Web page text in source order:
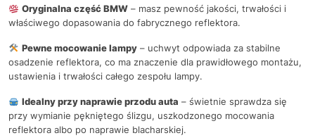
Oryginalna część BMW– masz pewność jakości, trwałości i
właściwego dopasowania do fabrycznego reflektora.
Pewne mocowanie lampy– uchwyt odpowiada za stabilne
osadzenie reflektora, co ma znaczenie dla prawidłowego montażu,
ustawienia i trwałości całego zespołu lampy.
Idealny przy naprawie przodu auta – świetnie sprawdza się
przy wymianie pękniętego ślizgu, uszkodzonego mocowania
reflektora albo po naprawie blacharskiej.